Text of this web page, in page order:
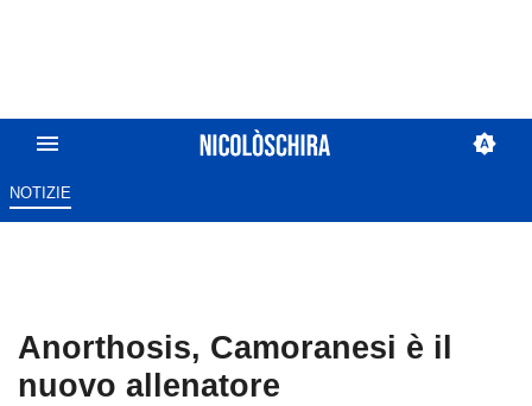
NOTIZIE
Anorthosis, Camoranesi è il
nuovo allenatore